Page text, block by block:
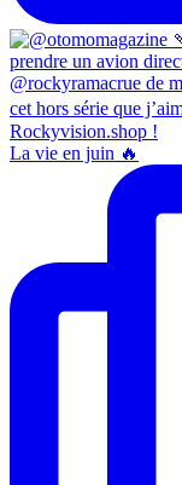
La vie en juin 🔥